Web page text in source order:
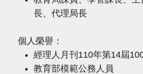
長、代理局長
個人榮譽：
經理人月刊110年第14屆
教育部模範公務人員